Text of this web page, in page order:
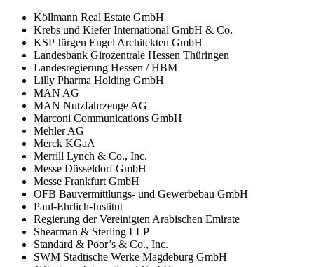
Köllmann Real Estate GmbH
Krebs und Kiefer International GmbH & Co.
KSP Jürgen Engel Architekten GmbH
Landesbank Girozentrale Hessen Thüringen
Landesregierung Hessen / HBM
Lilly Pharma Holding GmbH
MAN AG
MAN Nutzfahrzeuge AG
Marconi Communications GmbH
Mehler AG
Merck KGaA
Merrill Lynch & Co., Inc.
Messe Düsseldorf GmbH
Messe Frankfurt GmbH
OFB Bauvermittlungs- und Gewerbebau GmbH
Paul-Ehrlich-Institut
Regierung der Vereinigten Arabischen Emirate
Shearman & Sterling LLP
Standard & Poor’s & Co., Inc.
SWM Stadtische Werke Magdeburg GmbH